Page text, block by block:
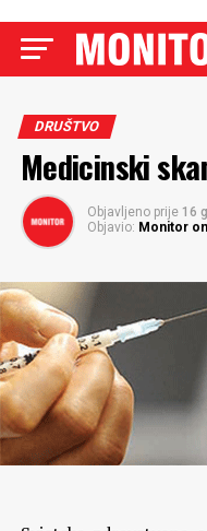
DRUŠTVO
Medicinski
Objavljeno prije 16
Objavio: Monitor